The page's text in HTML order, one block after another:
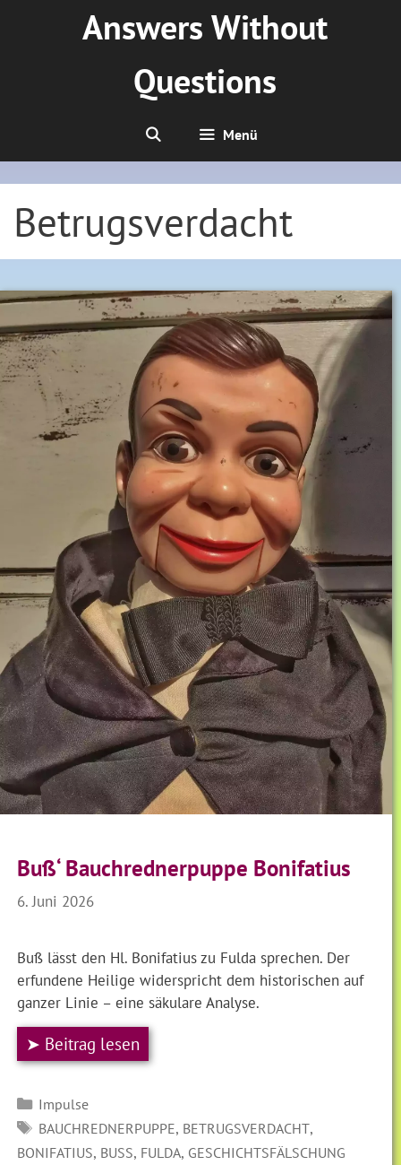
Answers Without
Questions
Menü
Betrugsverdacht
Buß‘ Bauchrednerpuppe Bonifatius
6. Juni 2026
Buß lässt den Hl. Bonifatius zu Fulda sprechen. Der
erfundene Heilige widerspricht dem historischen auf
ganzer Linie – eine säkulare Analyse.
➤ Beitrag lesen
Kategorien
Impulse
SCHLAGWÖRTER
BAUCHREDNERPUPPE, BETRUGSVERDACHT,
BONIFATIUS, BUSS, FULDA, GESCHICHTSFÄLSCHUNG